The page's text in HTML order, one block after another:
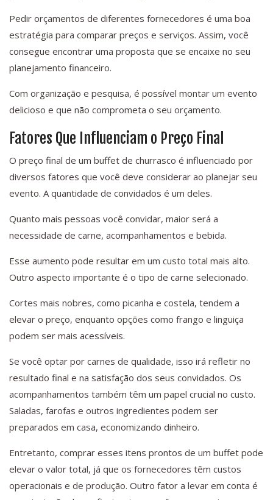
Pedir orçamentos de diferentes fornecedores é uma boa
estratégia para comparar preços e serviços. Assim, você
consegue encontrar uma proposta que se encaixe no seu
planejamento financeiro.
Com organização e pesquisa, é possível montar um evento
delicioso e que não comprometa o seu orçamento.
Fatores Que Influenciam o Preço Final
O preço final de um buffet de churrasco é influenciado por
diversos fatores que você deve considerar ao planejar seu
evento. A quantidade de convidados é um deles.
Quanto mais pessoas você convidar, maior será a
necessidade de carne, acompanhamentos e bebida.
Esse aumento pode resultar em um custo total mais alto.
Outro aspecto importante é o tipo de carne selecionado.
Cortes mais nobres, como picanha e costela, tendem a
elevar o preço, enquanto opções como frango e linguiça
podem ser mais acessíveis.
Se você optar por carnes de qualidade, isso irá refletir no
resultado final e na satisfação dos seus convidados. Os
acompanhamentos também têm um papel crucial no custo.
Saladas, farofas e outros ingredientes podem ser
preparados em casa, economizando dinheiro.
Entretanto, comprar esses itens prontos de um buffet pode
elevar o valor total, já que os fornecedores têm custos
operacionais e de produção. Outro fator a levar em conta é